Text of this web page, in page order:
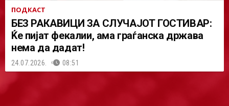
ПОДКАСТ
БЕЗ РАКАВИЦИ ЗА СЛУЧАЈОТ ГОСТИВАР:
Ќе пијат фекалии, ама граѓанска држава
нема да дадат!
24.07.2026. 08:51